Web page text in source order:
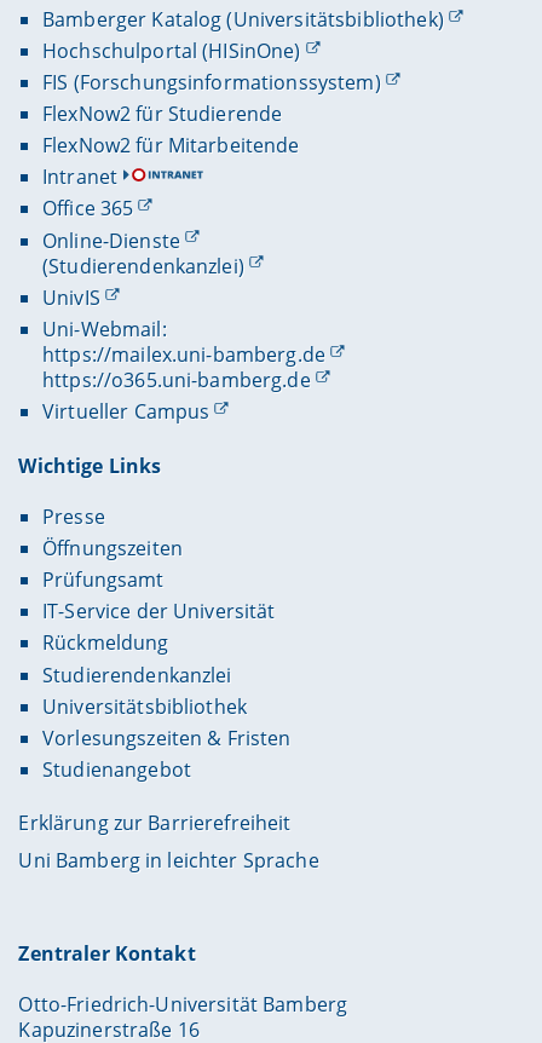
Bamberger Katalog (Universitätsbibliothek)
Hochschulportal (HISinOne)
FIS (Forschungsinformationssystem)
FlexNow2 für Studierende
FlexNow2 für Mitarbeitende
Intranet
Office 365
Online-Dienste
(Studierendenkanzlei)
UnivIS
Uni-Webmail:
https://mailex.uni-bamberg.de
https://o365.uni-bamberg.de
Virtueller Campus
Wichtige Links
Presse
Öffnungszeiten
Prüfungsamt
IT-Service der Universität
Rückmeldung
Studierendenkanzlei
Universitätsbibliothek
Vorlesungszeiten & Fristen
Studienangebot
Erklärung zur Barrierefreiheit
Uni Bamberg in leichter Sprache
Zentraler Kontakt
Otto-Friedrich-Universität Bamberg
Kapuzinerstraße 16